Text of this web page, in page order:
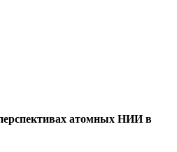
атомных НИИ в